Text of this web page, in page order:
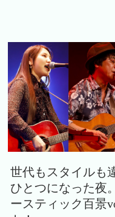
世代もスタイルも
ひとつになった夜
ースティック百景